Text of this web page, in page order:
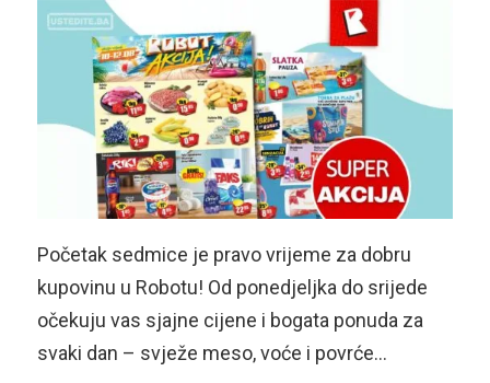
Početak sedmice je pravo vrijeme za dobru
kupovinu u Robotu! Od ponedjeljka do srijede
očekuju vas sjajne cijene i bogata ponuda za
svaki dan – svježe meso, voće i povrće…